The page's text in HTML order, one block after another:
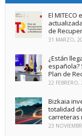
El
de
31 MARZO,
¿Están
española?
Plan de
22 FEBRERO,
Bizkaia
totalidad
carreteras
23